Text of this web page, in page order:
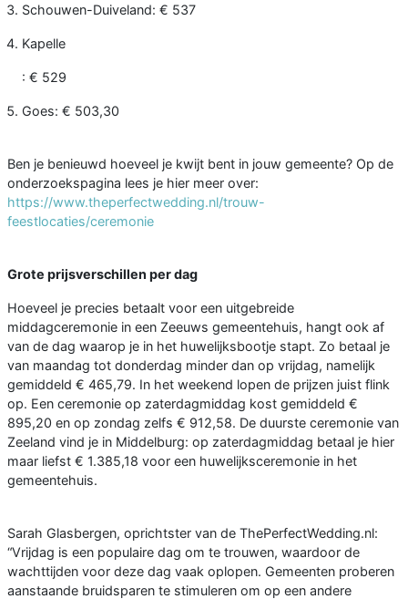
Schouwen-Duiveland: € 537
Kapelle
: € 529
Goes: € 503,30
Ben je benieuwd hoeveel je kwijt bent in jouw gemeente? Op de
onderzoekspagina lees je hier meer over:
https://www.theperfectwedding.nl/trouw-
feestlocaties/ceremonie
Grote prijsverschillen per dag
Hoeveel je precies betaalt voor een uitgebreide
middagceremonie in een Zeeuws gemeentehuis, hangt ook af
van de dag waarop je in het huwelijksbootje stapt. Zo betaal je
van maandag tot donderdag minder dan op vrijdag, namelijk
gemiddeld € 465,79. In het weekend lopen de prijzen juist flink
op. Een ceremonie op zaterdagmiddag kost gemiddeld €
895,20 en op zondag zelfs € 912,58. De duurste ceremonie van
Zeeland vind je in Middelburg: op zaterdagmiddag betaal je hier
maar liefst € 1.385,18 voor een huwelijksceremonie in het
gemeentehuis.
Sarah Glasbergen, oprichtster van de ThePerfectWedding.nl:
“Vrijdag is een populaire dag om te trouwen, waardoor de
wachttijden voor deze dag vaak oplopen. Gemeenten proberen
aanstaande bruidsparen te stimuleren om op een andere